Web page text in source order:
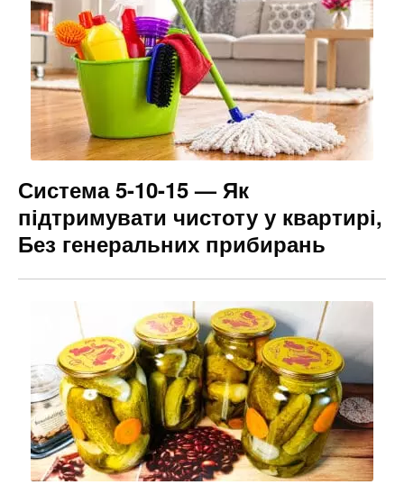
Система 5-10-15 — Як
підтримувати чистоту у квартирі,
Без генеральних прибирань